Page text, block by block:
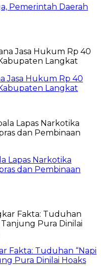
Pemerintah Daerah
Jasa Hukum Rp 40
Langkat
Lapas Narkotika
dan Pembinaan
Fakta: Tuduhan “Napi
Pura Dinilai Hoaks